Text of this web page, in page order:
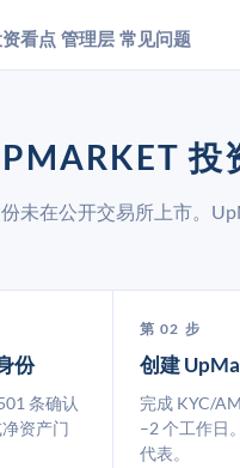
看点 管理层 常见问题
投
未在公开交易所上市。
份
条确认
资产门
第 02 步
创建
完成 KYC/
–2 个工作日
代表。